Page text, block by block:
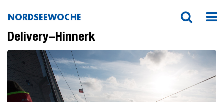
NORDSEEWOCHE
20170918-175650Latona-Lanzarote-
Delivery–Hinnerk